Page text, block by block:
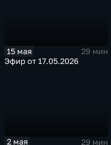
15 мая
29 мин
Эфир от 17.05.2026
2 мая 29 мин